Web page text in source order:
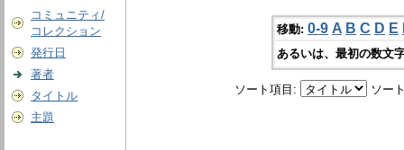
コミュニティ/
コレクション
発行日
著者
タイトル
主題
移動: 0-9 A B C D E
あるいは、最初の数文
ソート項目: ソー